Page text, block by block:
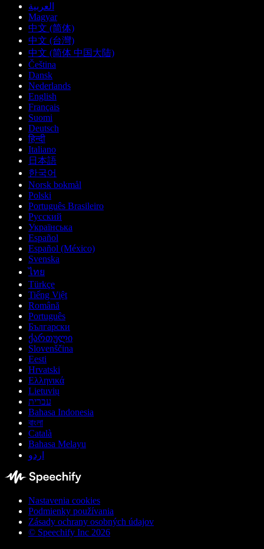
العربية
Magyar
中文 (简体)
中文 (台灣)
中文 (简体 中国大陆)
Čeština
Dansk
Nederlands
English
Français
Suomi
Deutsch
हिन्दी
Italiano
日本語
한국어
Norsk bokmål
Polski
Português Brasileiro
Русский
Українська
Español
Español (México)
Svenska
ไทย
Türkçe
Tiếng Việt
Română
Português
Български
ქართული
Slovenščina
Eesti
Hrvatski
Ελληνικά
Lietuvių
עברית
Bahasa Indonesia
বাংলা
Català
Bahasa Melayu
اردو
Nastavenia cookies
Podmienky používania
Zásady ochrany osobných údajov
© Speechify Inc 2026